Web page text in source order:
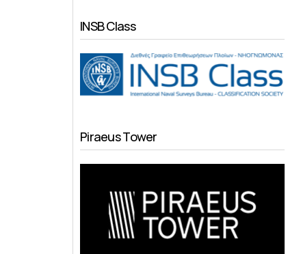
INSB Class
Piraeus Tower